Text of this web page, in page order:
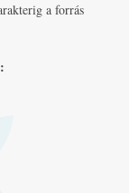
a forrás